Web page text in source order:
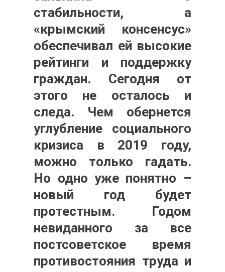
стабильности, а
«крымский консенсус»
обеспечивал ей высокие
рейтинги и поддержку
граждан. Сегодня от
этого не осталось и
следа. Чем обернется
углубление социального
кризиса в 2019 году,
можно только гадать.
Но одно уже понятно –
новый год будет
протестным. Годом
невиданного за все
постсоветское время
противостояния труда и